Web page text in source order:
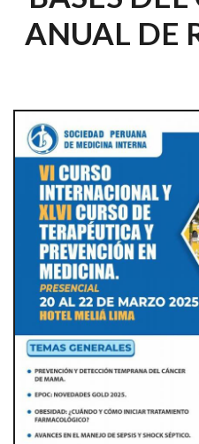
ANUAL DE